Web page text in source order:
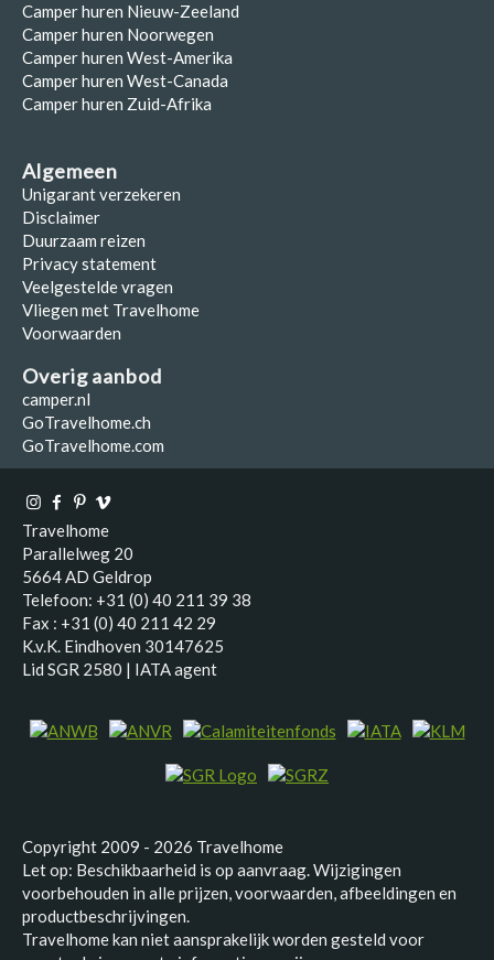
Camper huren Nieuw-Zeeland
Camper huren Noorwegen
Camper huren West-Amerika
Camper huren West-Canada
Camper huren Zuid-Afrika
Algemeen
Unigarant verzekeren
Disclaimer
Duurzaam reizen
Privacy statement
Veelgestelde vragen
Vliegen met Travelhome
Voorwaarden
Overig aanbod
camper.nl
GoTravelhome.ch
GoTravelhome.com
Travelhome
Parallelweg 20
5664 AD Geldrop
Telefoon: +31 (0) 40 211 39 38
Fax : +31 (0) 40 211 42 29
K.v.K. Eindhoven 30147625
Lid SGR 2580 | IATA agent
Copyright 2009 - 2026 Travelhome
Let op: Beschikbaarheid is op aanvraag. Wijzigingen
voorbehouden in alle prijzen, voorwaarden, afbeeldingen en
productbeschrijvingen.
Travelhome kan niet aansprakelijk worden gesteld voor